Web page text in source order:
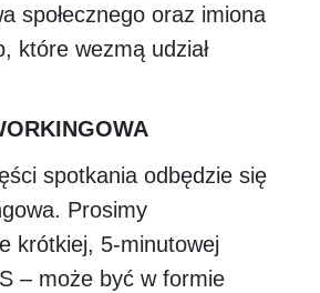
społecznego oraz imiona
które wezmą udział
spotkania odbędzie się
Prosimy
krótkiej, 5-minutowej
– może być w formie